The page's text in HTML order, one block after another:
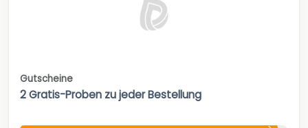
Gutscheine
2 Gratis-Proben zu jeder Bestellung